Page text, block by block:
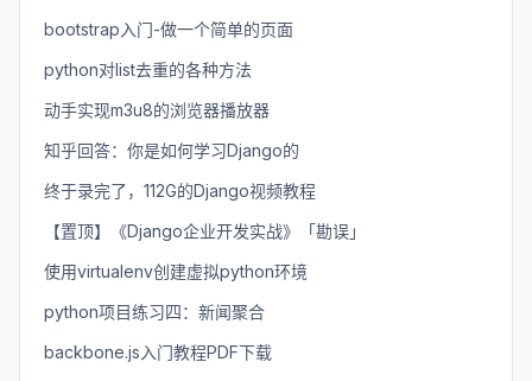
bootstrap入门-做一个简单的页面
python对list去重的各种方法
动手实现m3u8的浏览器播放器
知乎回答：你是如何学习Django的
终于录完了，112G的Django视频教程
【置顶】《Django企业开发实战》「勘误」
使用virtualenv创建虚拟python环境
python项目练习四：新闻聚合
backbone.js入门教程PDF下载